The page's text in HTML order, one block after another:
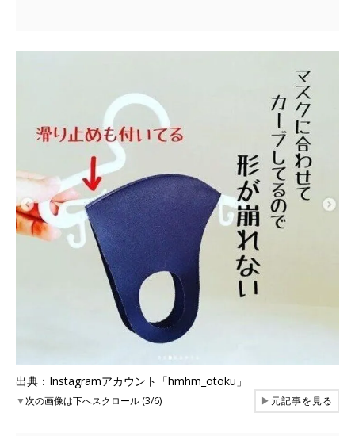
出典：Instagramアカウント「hmhm_otoku」
▼次の画像は下へスクロール (3/6) ▶元記事を見る